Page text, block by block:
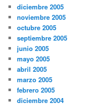
diciembre 2005
noviembre 2005
octubre 2005
septiembre 2005
junio 2005
mayo 2005
abril 2005
marzo 2005
febrero 2005
diciembre 2004